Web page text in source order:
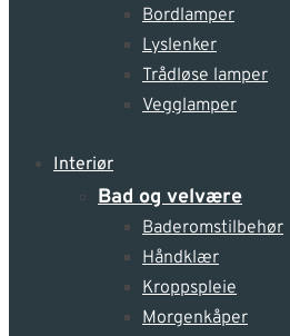
Bordlamper
Lyslenker
Trådløse lamper
Vegglamper
Interiør
Bad og velvære
Baderomstilbehør
Håndklær
Kroppspleie
Morgenkåper